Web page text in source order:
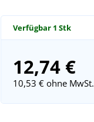
Verfügbar 1 Stk
12,74 €
10,53 €ohne MwSt.